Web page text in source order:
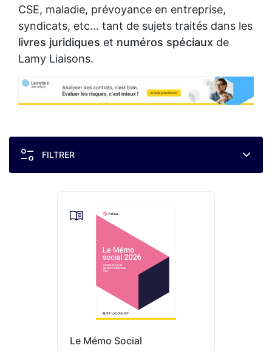
CSE, maladie, prévoyance en entreprise,
syndicats, etc... tant de sujets traités dans les
livres juridiques et numéros spéciaux de
Lamy Liaisons.
FILTRER
Le Mémo Social